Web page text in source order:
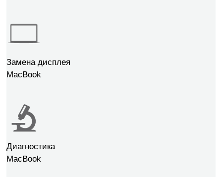
Замена дисплея
MacBook
Диагностика
MacBook